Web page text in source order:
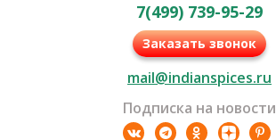
7(499) 739-95-29
Заказать звонок
mail@indianspices.ru
Подписка на новости